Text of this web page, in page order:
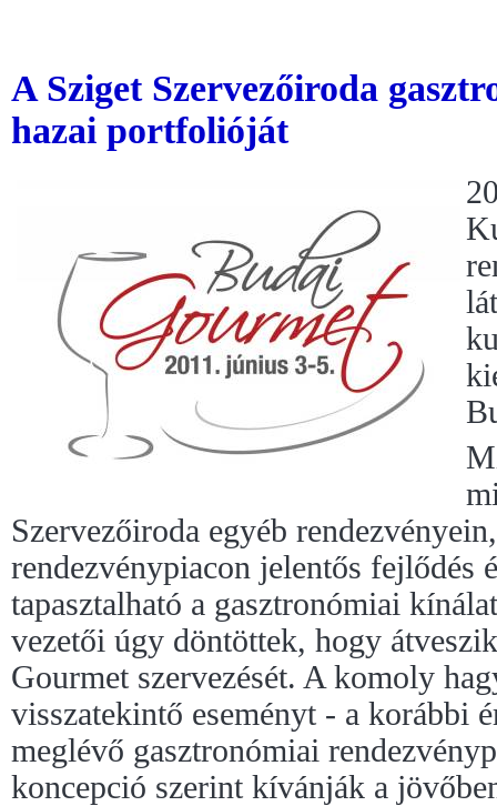
A Sziget Szervezőiroda
hazai portfolióját
Szervezőiroda egyéb
rendezvénypiacon jelentős fejlődés
tapasztalható a gasztronómiai
vezetői úgy döntöttek, hogy
Gourmet szervezését. A komoly
visszatekintő eseményt - a korábbi
meglévő gasztronómiai
koncepció szerint kívánják a